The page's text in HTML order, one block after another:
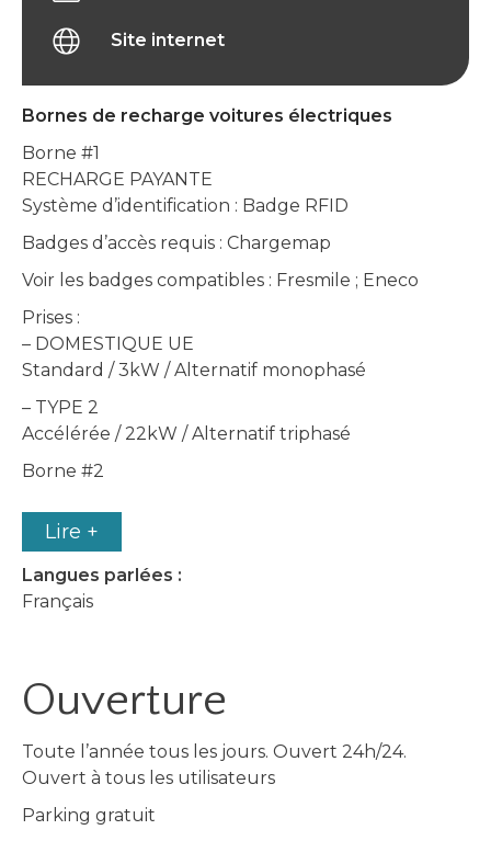
Bornes de recharge voitures électriques
Borne #1
RECHARGE PAYANTE
Système d’identification : Badge RFID
Badges d’accès requis : Chargemap
Voir les badges compatibles : Fresmile ; Eneco
Prises :
– DOMESTIQUE UE
Standard / 3kW / Alternatif monophasé
– TYPE 2
Accélérée / 22kW / Alternatif triphasé
Borne #2
Lire +
Langues parlées :
Français
Ouverture
Toute l’année tous les jours. Ouvert 24h/24.
Ouvert à tous les utilisateurs
Parking gratuit
Site internet